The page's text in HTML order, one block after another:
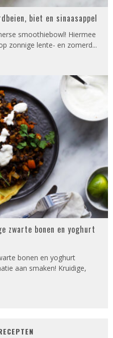
biet en sinaasappel
smoothiebowl! Hiermee
zonnige lente- en zomerd...
zwarte bonen en yoghurt
bonen en yoghurt
aan smaken! Kruidige,